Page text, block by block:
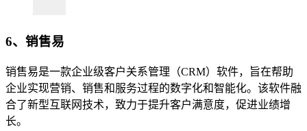
6、销售易
销售易是一款企业级客户关系管理（CRM）软件，旨在帮助
企业实现营销、销售和服务过程的数字化和智能化。该软件融
合了新型互联网技术，致力于提升客户满意度，促进业绩增
长。